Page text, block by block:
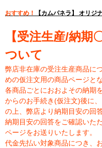
おすすめ！ 【カムパネラ】 オリジ
【受注生産/納期
ついて
弊店非在庫の受注生産商品に
めの仮注文用の商品ページと
各商品ごとにおおよその納期
からのお手続き(仮注文)後に
の上、弊店より納期目安の回
納期目安の回答をご確認いた
ページをお送りいたします。
代金先払い対象商品につき、